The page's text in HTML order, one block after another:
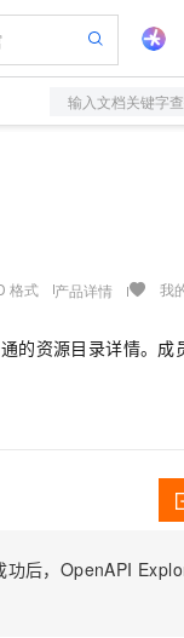
输入文档关键字
格式 产品详情 我
的资源目录详情。成
功后，OpenAPI
软件的智能体编程平台
云上边界网络安全防护产品
专属 DeepSeek-V4-Pro
松部署专属 QwenPaw
体验
成到视频创作，一键激活电
作
频一站生成，高效打造优质
剧漫剧创作，剧本、分镜
价器
件
伴合作计划
作计划
认证
告
动